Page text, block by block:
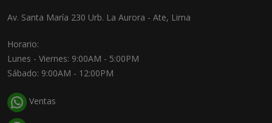
Av. Santa María 230 Urb. La Aurora - Ate, Lima
Horario:
Lunes - Viernes: 9:00AM - 5:00PM
Sábado: 9:00AM - 12:00PM
Ventas